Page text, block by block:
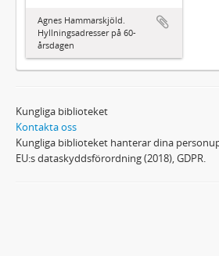
Agnes Hammarskjöld.
Hyllningsadresser på 60-
årsdagen
Kungliga biblioteket
Kontakta oss
Kungliga biblioteket hanterar dina
EU:s dataskyddsförordning (2018), GDPR.